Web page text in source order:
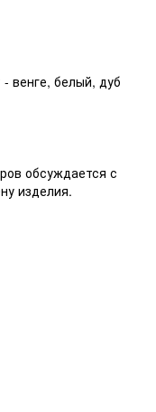
венге, белый, дуб
обсуждается с
изделия.